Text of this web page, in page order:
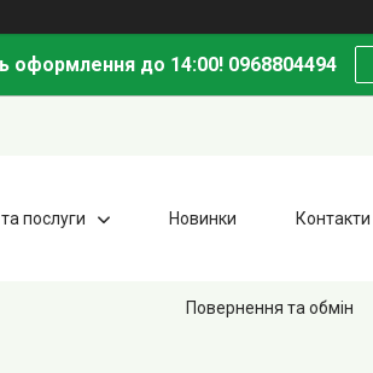
оформлення до 14:00! 0968804494
послуги Новинки Контакти
Повернення та обмін